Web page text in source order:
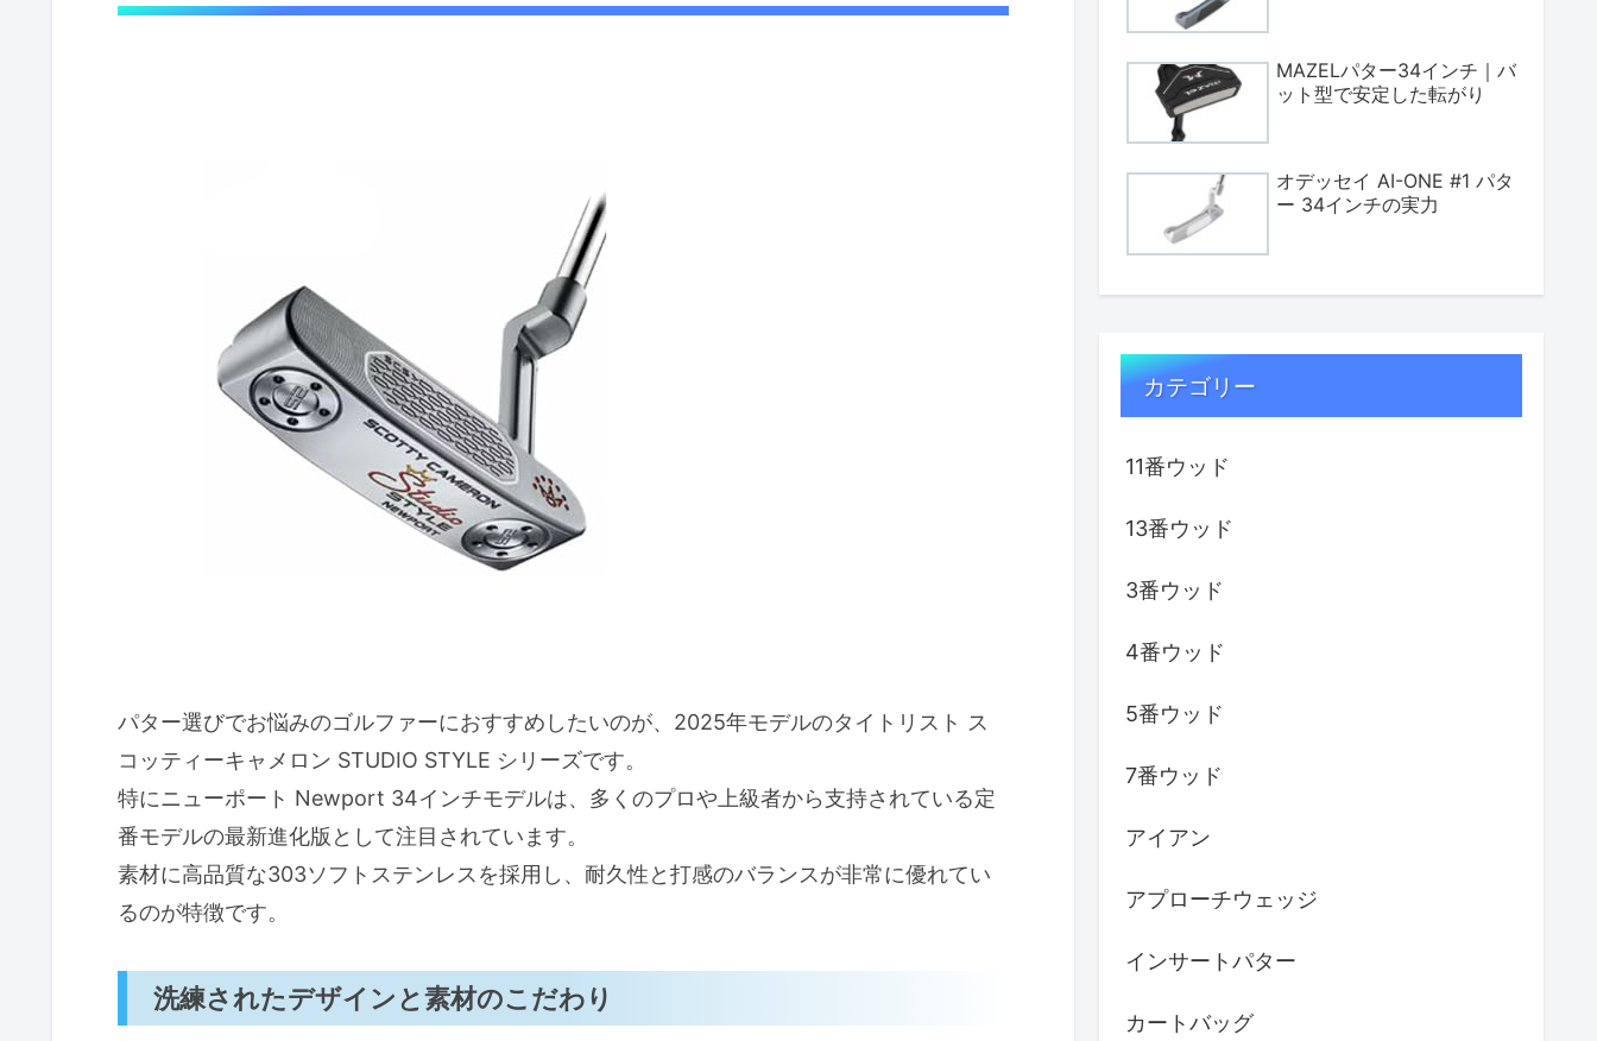
注意点とデメリット
スタジオスタイル Newport 34インチのデザインと使い勝手
洗練されたデザインがもたらす安心感
悩みを解消する確かなフィーリング
メリットと注意点
活用シーンとおすすめのユーザー層
2025年モデル スコッティーキャメロン パターの実際の評価と口コミ
なぜパター選びで悩むのか？
こんな方におすすめの活用シーン
パター選びで注目すべきポイントとスコッティーキャメロンの優位性
なぜパターの素材と設計が重要か？
スコッティー キャメロン STUDIO STYLEパターの特徴と利点
まとめ：パターの見極めと選択でスコアアップを目指す
タイトリスト スコッティー キャメロン STUDIO STYLE パター 2025年モデルの魅
力と選び方
パター選びでお悩みのゴルファーにおすすめしたいのが、2025年モデルのタイトリスト ス
コッティーキャメロン STUDIO STYLE シリーズです。
特にニューポート Newport 34インチモデルは、多くのプロや上級者から支持されている定
番モデルの最新進化版として注目されています。
素材に高品質な303ソフトステンレスを採用し、耐久性と打感のバランスが非常に優れてい
るのが特徴です。
洗練されたデザインと素材のこだわり
MAZELパター34インチ｜バ
ット型で安定した転がり
オデッセイ AI-ONE #1 パタ
ー 34インチの実力
カテゴリー
11番ウッド
13番ウッド
3番ウッド
4番ウッド
5番ウッド
7番ウッド
アイアン
アプローチウェッジ
インサートパター
カートバッグ